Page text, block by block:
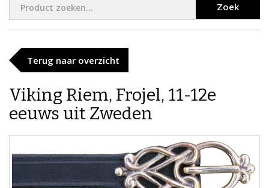
Zoek
Terug naar overzicht
Viking Riem, Frojel, 11-12e
eeuws uit Zweden